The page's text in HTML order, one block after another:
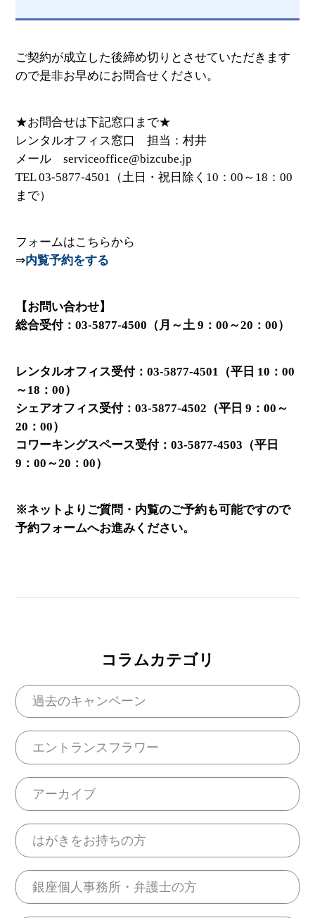
ご契約が成立した後締め切りとさせていただきます
ので是非お早めにお問合せください。
★お問合せは下記窓口まで★
レンタルオフィス窓口 担当：村井
メール serviceoffice@bizcube.jp
TEL 03-5877-4501（土日・祝日除く10：00～18：00
まで）
フォームはこちらから
⇒内覧予約をする
【お問い合わせ】
総合受付：03-5877-4500（月～土 9：00～20：00）
レンタルオフィス受付：03-5877-4501（平日 10：00
～18：00）
シェアオフィス受付：03-5877-4502（平日 9：00～
20：00）
コワーキングスペース受付：03-5877-4503（平日
9：00～20：00）
※ネットよりご質問・内覧のご予約も可能ですので
予約フォームへお進みください。
コラムカテゴリ
過去のキャンペーン
エントランスフラワー
アーカイブ
はがきをお持ちの方
銀座個人事務所・弁護士の方